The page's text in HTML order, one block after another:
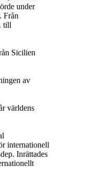
under
Från
till
Sicilien
av
världens
internationell
Inrättades